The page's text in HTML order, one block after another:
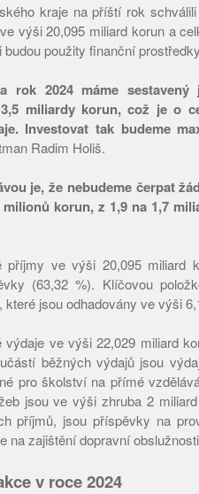
kraje na příští rok
výši 20,095 miliard korun a
použity finanční
rok 2024 máme
3,5 miliardy korun, což je o
Investovat tak budeme
Radim Holiš.
je, že nebudeme čerpat
korun, z 1,9 na 1,7
příjmy ve výši 20,095
(63,32 %). Klíčovou
které jsou odhadovány ve výši
výdaje ve výši 22,029 miliard
běžných výdajů jsou
pro školství na přímé
jsou ve výši zhruba 2
příjmů, jsou příspěvky na
na zajištění dopravní
v roce 2024